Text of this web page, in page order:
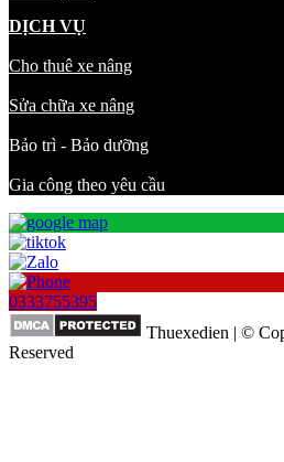
DỊCH VỤ
Cho thuê xe nâng
Sửa chữa xe nâng
Bảo trì - Bảo dưỡng
Gia công theo yêu cầu
0333755395
Thuexedien | ©
Reserved